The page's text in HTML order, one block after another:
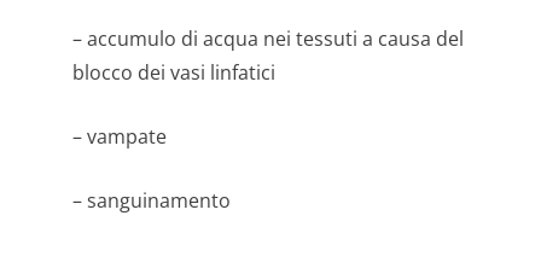
– accumulo di acqua nei tessuti a causa del
blocco dei vasi linfatici
– vampate
– sanguinamento